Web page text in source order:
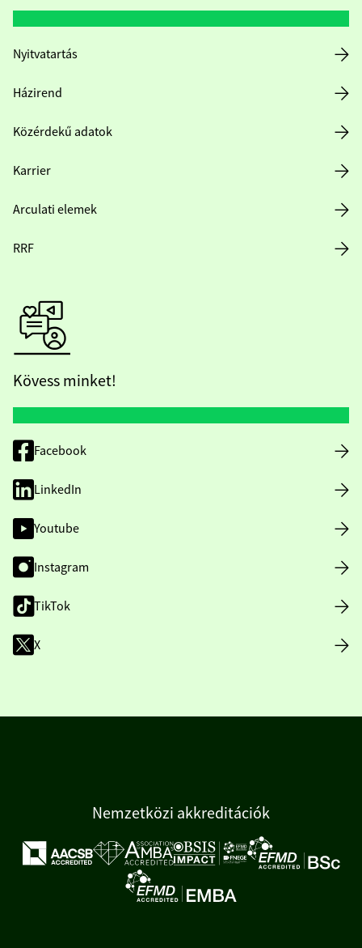
Nyitvatartás
Házirend
Közérdekű adatok
Karrier
Arculati elemek
RRF
Kövess minket!
Facebook
LinkedIn
Youtube
Instagram
TikTok
X
Nemzetközi akkreditációk